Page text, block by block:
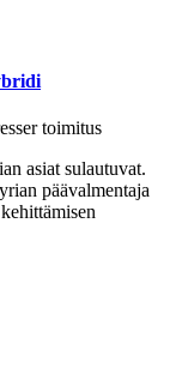
toimitus
asiat sulautuvat.
päävalmentaja